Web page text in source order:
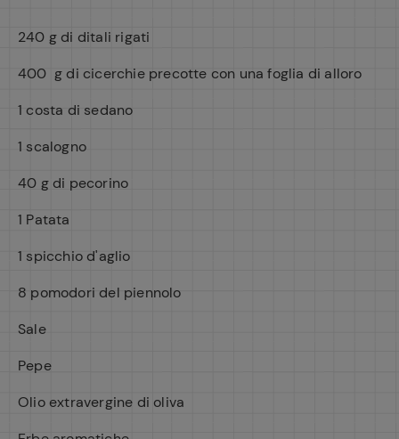
240 g di ditali rigati
400 g di cicerchie precotte con una foglia di alloro
1 costa di sedano
1 scalogno
40 g di pecorino
1 Patata
1 spicchio d'aglio
8 pomodori del piennolo
Sale
Pepe
Olio extravergine di oliva